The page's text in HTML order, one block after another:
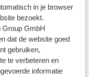
in je browser
bezoekt.
Group GmbH
dat de website goed
gebruiken,
te verbeteren en
informatie